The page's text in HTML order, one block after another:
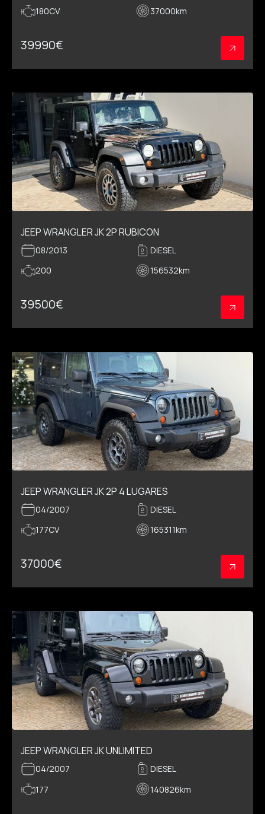
180CV 37000km
39990€
JEEP WRANGLER JK 2P RUBICON
08/2013
DIESEL
200
156532km
39500€
JEEP WRANGLER JK 2P 4 LUGARES
04/2007
DIESEL
177CV
165311km
37000€
JEEP WRANGLER JK UNLIMITED
04/2007
DIESEL
177
140826km